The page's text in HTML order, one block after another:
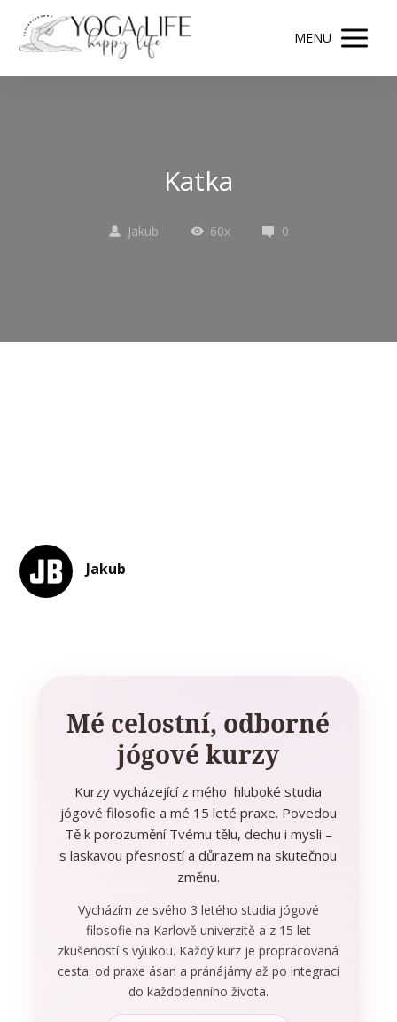
MENU
Katka
Jakub 60x 0
Jakub
Mé celostní, odborné
jógové kurzy
Kurzy vycházející z mého hluboké studia
jógové filosofie a mé 15 leté praxe. Povedou
Tě k porozumění Tvému tělu, dechu i mysli –
s laskavou přesností a důrazem na skutečnou
změnu.
Vycházím ze svého 3 letého studia jógové
filosofie na Karlově univerzitě a z 15 let
zkušeností s výukou. Každý kurz je propracovaná
cesta: od praxe ásan a pránájámy až po integraci
do každodenního života.